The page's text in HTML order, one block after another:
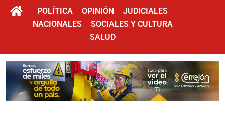
POLÍTICA OPINIÓN
JUDICIALES
NACIONALES
SOCIALES Y CULTURA
SALUD